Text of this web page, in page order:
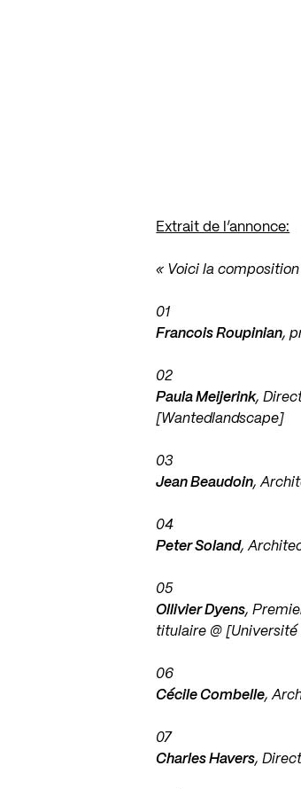
Extrait de l’annonce:
« Voici la
01
Francois Roupinian,
02
Paula Meijerink,
[Wantedlandscape]
03
Jean Beaudoin,
04
Peter Soland,
05
Ollivier Dyens,
titulaire @
06
Cécile Combelle,
07
Charles Havers,